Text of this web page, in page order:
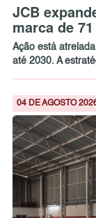
JCB
marca de
Ação está
até 2030. A
04 DE AGOSTO